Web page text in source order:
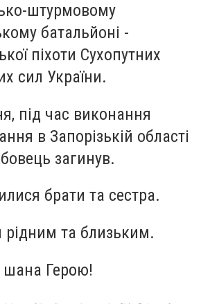
штурмовому
батальйоні -
піхоти Сухопутних
сил України.
під час виконання
в Запорізькій області
загинув.
брати та сестра.
рідним та близьким.
шана Герою!